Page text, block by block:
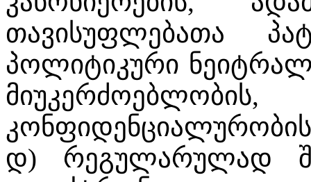
თავისუფლებათა
პოლიტიკური
კონფიდენციალურობის
დ) რეგულარულად